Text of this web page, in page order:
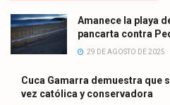
Amanece la playa
pancarta contra
29 DE AGOSTO DE 2025
Cuca Gamarra demuestra que
vez católica y conservadora